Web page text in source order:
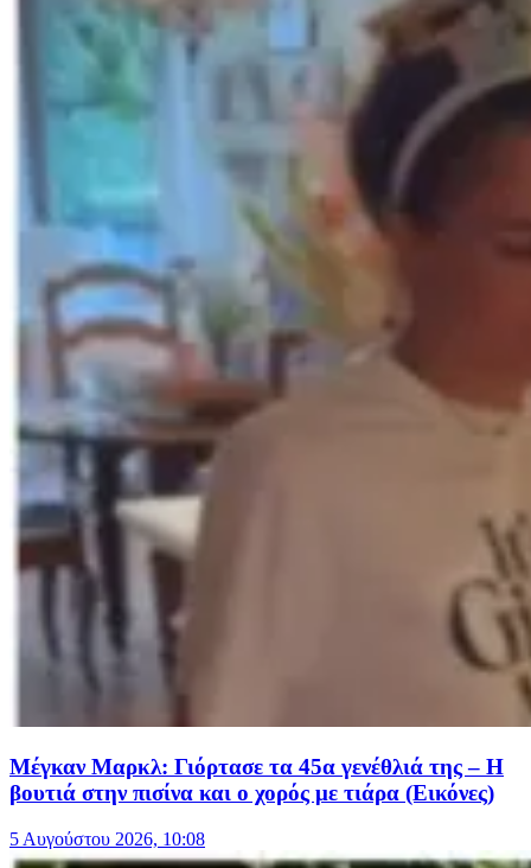
Μέγκαν Μαρκλ: Γιόρτασε τα 45α γενέθλιά της – Η
βουτιά στην πισίνα και ο χορός με τιάρα (Εικόνες)
5 Αυγούστου 2026, 10:08